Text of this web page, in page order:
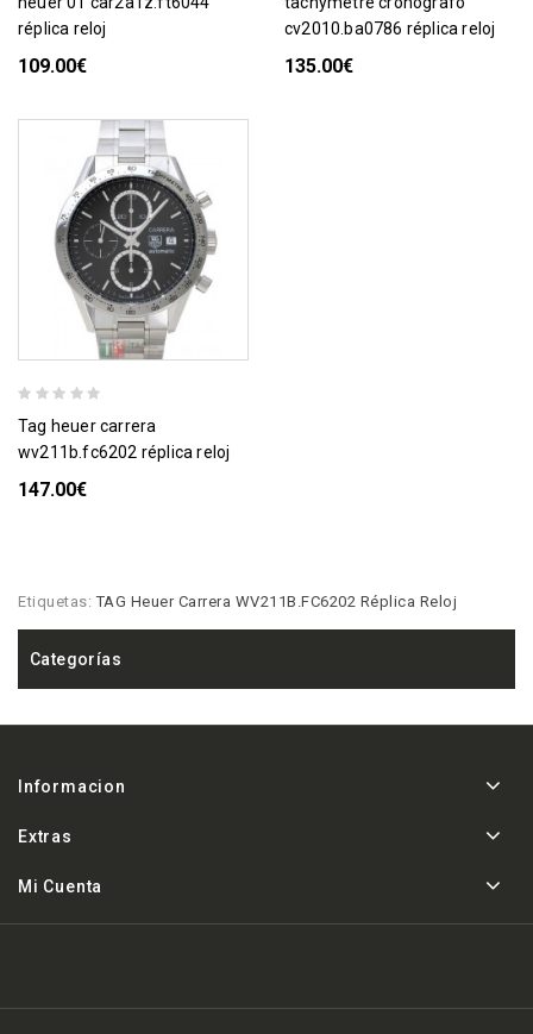
réplica reloj
109.00€
cv2010.ba0786 réplica reloj
135.00€
tag heuer carrera
wv211b.fc6202 réplica reloj
147.00€
Etiquetas:TAG Heuer Carrera WV211B.FC6202 Réplica Reloj
Categorías
Informacion
Extras
Mi Cuenta